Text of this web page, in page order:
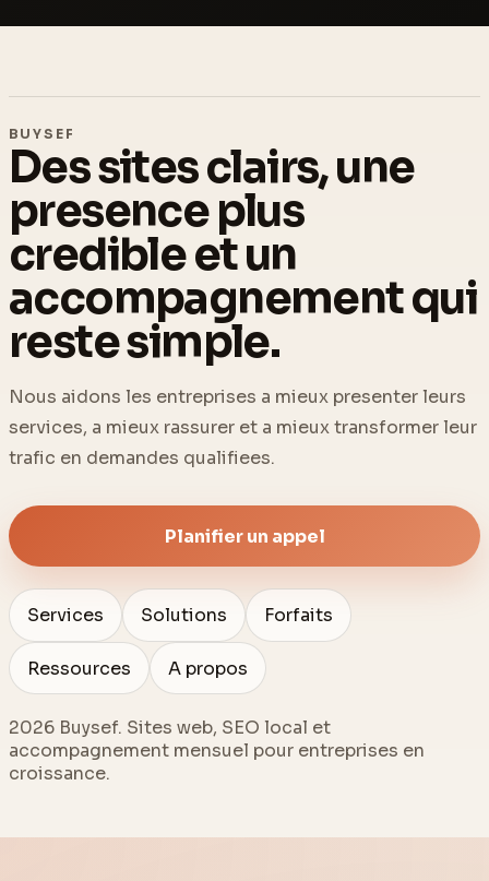
BUYSEF
Des sites clairs, une
presence plus
credible et un
accompagnement qui
reste simple.
Nous aidons les entreprises a mieux presenter leurs
services, a mieux rassurer et a mieux transformer leur
trafic en demandes qualifiees.
Planifier un appel
Services Solutions Forfaits
Ressources A propos
2026 Buysef. Sites web, SEO local et
accompagnement mensuel pour entreprises en
croissance.